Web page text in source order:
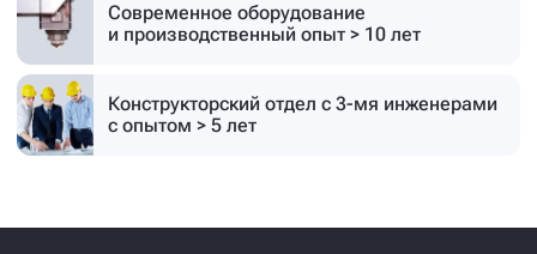
Современное оборудование
и производственный опыт > 10 лет
Конструкторский отдел с 3-мя инженерами
с опытом > 5 лет